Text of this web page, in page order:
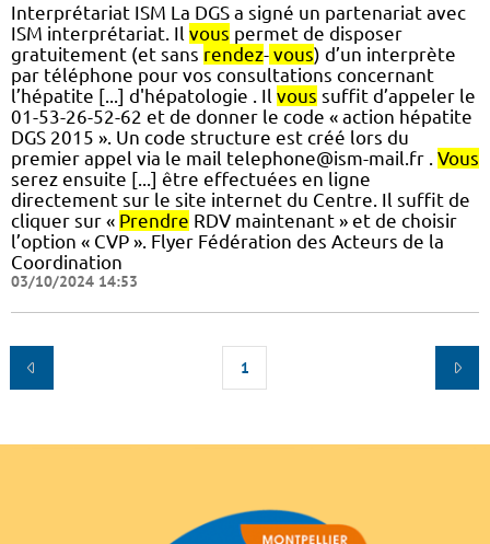
Interprétariat ISM La DGS a signé un partenariat avec
ISM interprétariat. Il vous permet de disposer
gratuitement (et sans rendez- vous) d’un interprète
par téléphone pour vos consultations concernant
l’hépatite [...] d'hépatologie . Il vous suffit d’appeler le
01-53-26-52-62 et de donner le code « action hépatite
DGS 2015 ». Un code structure est créé lors du
premier appel via le mail telephone@ism-mail.fr . Vous
serez ensuite [...] être effectuées en ligne
directement sur le site internet du Centre. Il suffit de
cliquer sur « Prendre RDV maintenant » et de choisir
l’option « CVP ». Flyer Fédération des Acteurs de la
Coordination
03/10/2024 14:53
1